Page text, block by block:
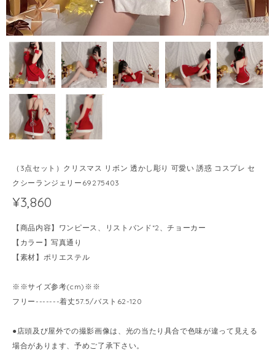
（3点セット）クリスマス リボン 透かし彫り 可愛い 誘惑 コスプレ セ
クシーランジェリー69275403
¥3,860
【商品内容】ワンピース、リストバンド*2、チョーカー
【カラー】写真通り
【素材】ポリエステル
※※サイズ参考(cm)※※
フリー-------着丈57.5/バスト62-120
●店頭及び屋外での撮影画像は、光の当たり具合で色味が違って見える
場合があります、予めご了承下さい。